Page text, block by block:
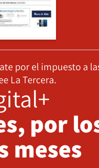
por el impuesto a
La Tercera.
por
meses